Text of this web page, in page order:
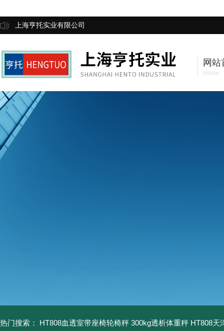
上海亨托实业有限公司
网站
Home
热门搜索： HT808血透室带座椅轮椅秤 300kg透析体重秤 HT808天